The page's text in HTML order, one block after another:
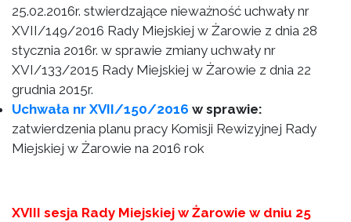
25.02.2016r. stwierdzające nieważność uchwały nr
XVII/149/2016 Rady Miejskiej w Żarowie z dnia 28
stycznia 2016r. w sprawie zmiany uchwały nr
XVI/133/2015 Rady Miejskiej w Żarowie z dnia 22
grudnia 2015r.
Uchwała nr XVII/150/2016 w sprawie:
zatwierdzenia planu pracy Komisji Rewizyjnej Rady
Miejskiej w Żarowie na 2016 rok
XVIII sesja Rady Miejskiej w Żarowie w dniu 25